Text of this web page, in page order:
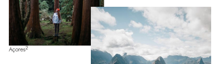
Açores2